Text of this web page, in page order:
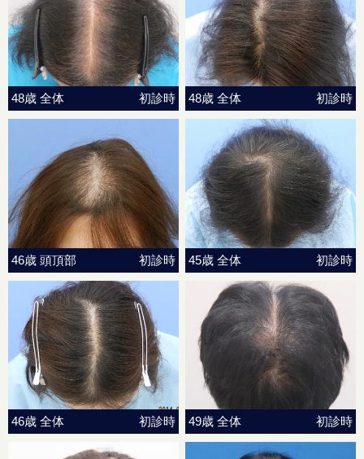
48歳 全体 初診時 48歳 全体 初診時
46歳 頭頂部 初診時 45歳 全体 初診時
46歳 全体 初診時 49歳 全体 初診時